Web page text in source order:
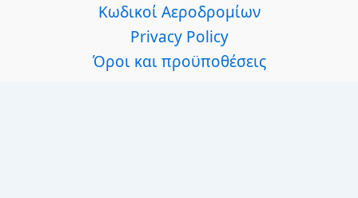
Κωδικοί Αεροδρομίων
Privacy Policy
Όροι και προϋποθέσεις